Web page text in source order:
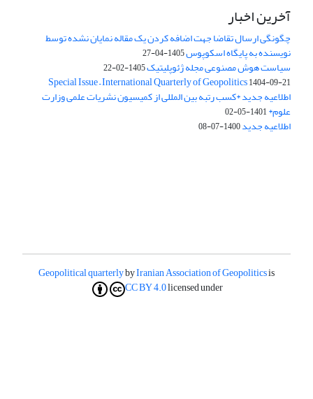
آخرین اخبار
چگونگی ارسال تقاضا جهت اضافه کردن یک مقاله نمایان نشده توسط
نویسنده به پایگاه اسکوپوس1405-04-27
سیاست هوش مصنوعی مجله ژئوپلیتیک1405-02-22
Special Issue – International Quarterly of Geopolitics1404-09-21
اطلاعیه جدید *کسب رتبه بین المللی از کمیسیون نشریات علمی وزارت
علوم*1401-05-02
اطلاعیه جدید1400-07-08
Geopolitical quarterlybyIranian Association of Geopoliticsis
licensed under
CC BY 4.0